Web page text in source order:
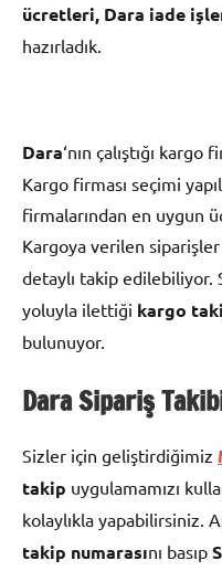
ücretleri, Dara iade
hazırladık.
Dara‘nın çalıştığı kargo
Kargo firması seçimi
firmalarından en uygun
Kargoya verilen siparişler
detaylı takip edilebiliyor.
yoluyla ilettiği kargo
bulunuyor.
Dara Sipariş
Sizler için geliştirdiğimiz
takip uygulamamızı
kolaylıkla yapabilirsiniz.
takip numarasını basıp